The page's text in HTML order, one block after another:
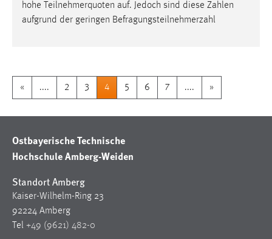
hohe Teilnehmerquoten auf. Jedoch sind diese Zahlen
aufgrund der geringen Befragungsteilnehmerzahl
« .... 2 3 4 5 6 7 .... »
Ostbayerische Technische
Hochschule Amberg-Weiden
Standort Amberg
Kaiser-Wilhelm-Ring 23
92224 Amberg
Tel +49 (9621) 482-0